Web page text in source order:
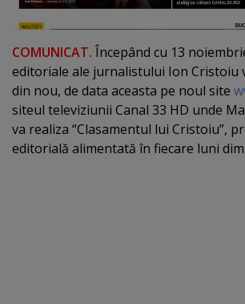
COMUNICAT. Începând cu 13
editoriale ale jurnalistului Ion Cristoiu
din nou, de data aceasta pe noul site
siteul televiziunii Canal 33 HD unde
va realiza “Clasamentul lui Cristoiu”,
editorială alimentată în fiecare luni